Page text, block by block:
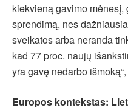
kiekvieną gavimo
sprendimą, nes
sveikatos arba neranda
kad 77 proc. naujų
yra gavę nedarbo
Europos kontekstas: